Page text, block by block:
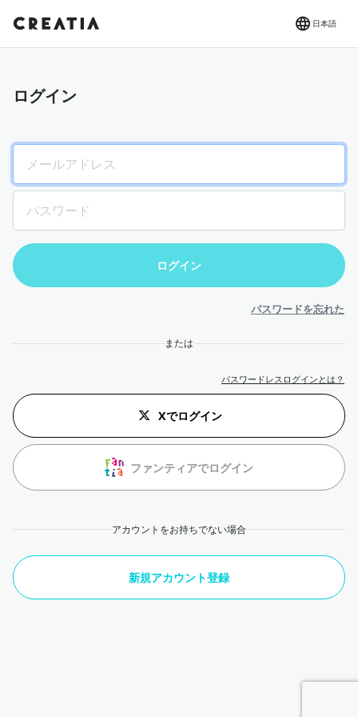
日本語
ログイン
パスワードを忘れた
または
パスワードレスログインとは？
Xでログイン
ファンティアでログイン
アカウントをお持ちでない場合
新規アカウント登録